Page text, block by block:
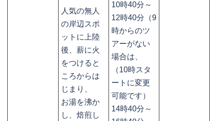
人気の無人
の岸辺スポ
ットに上陸
後、薪に火
をつけると
ころからは
じまり、
お湯を沸か
し、焙煎し
10時40分～
12時40分（9
時からのツ
アーがない
場合は、
（10時スタ
ートに変更
可能です）
14時40分～